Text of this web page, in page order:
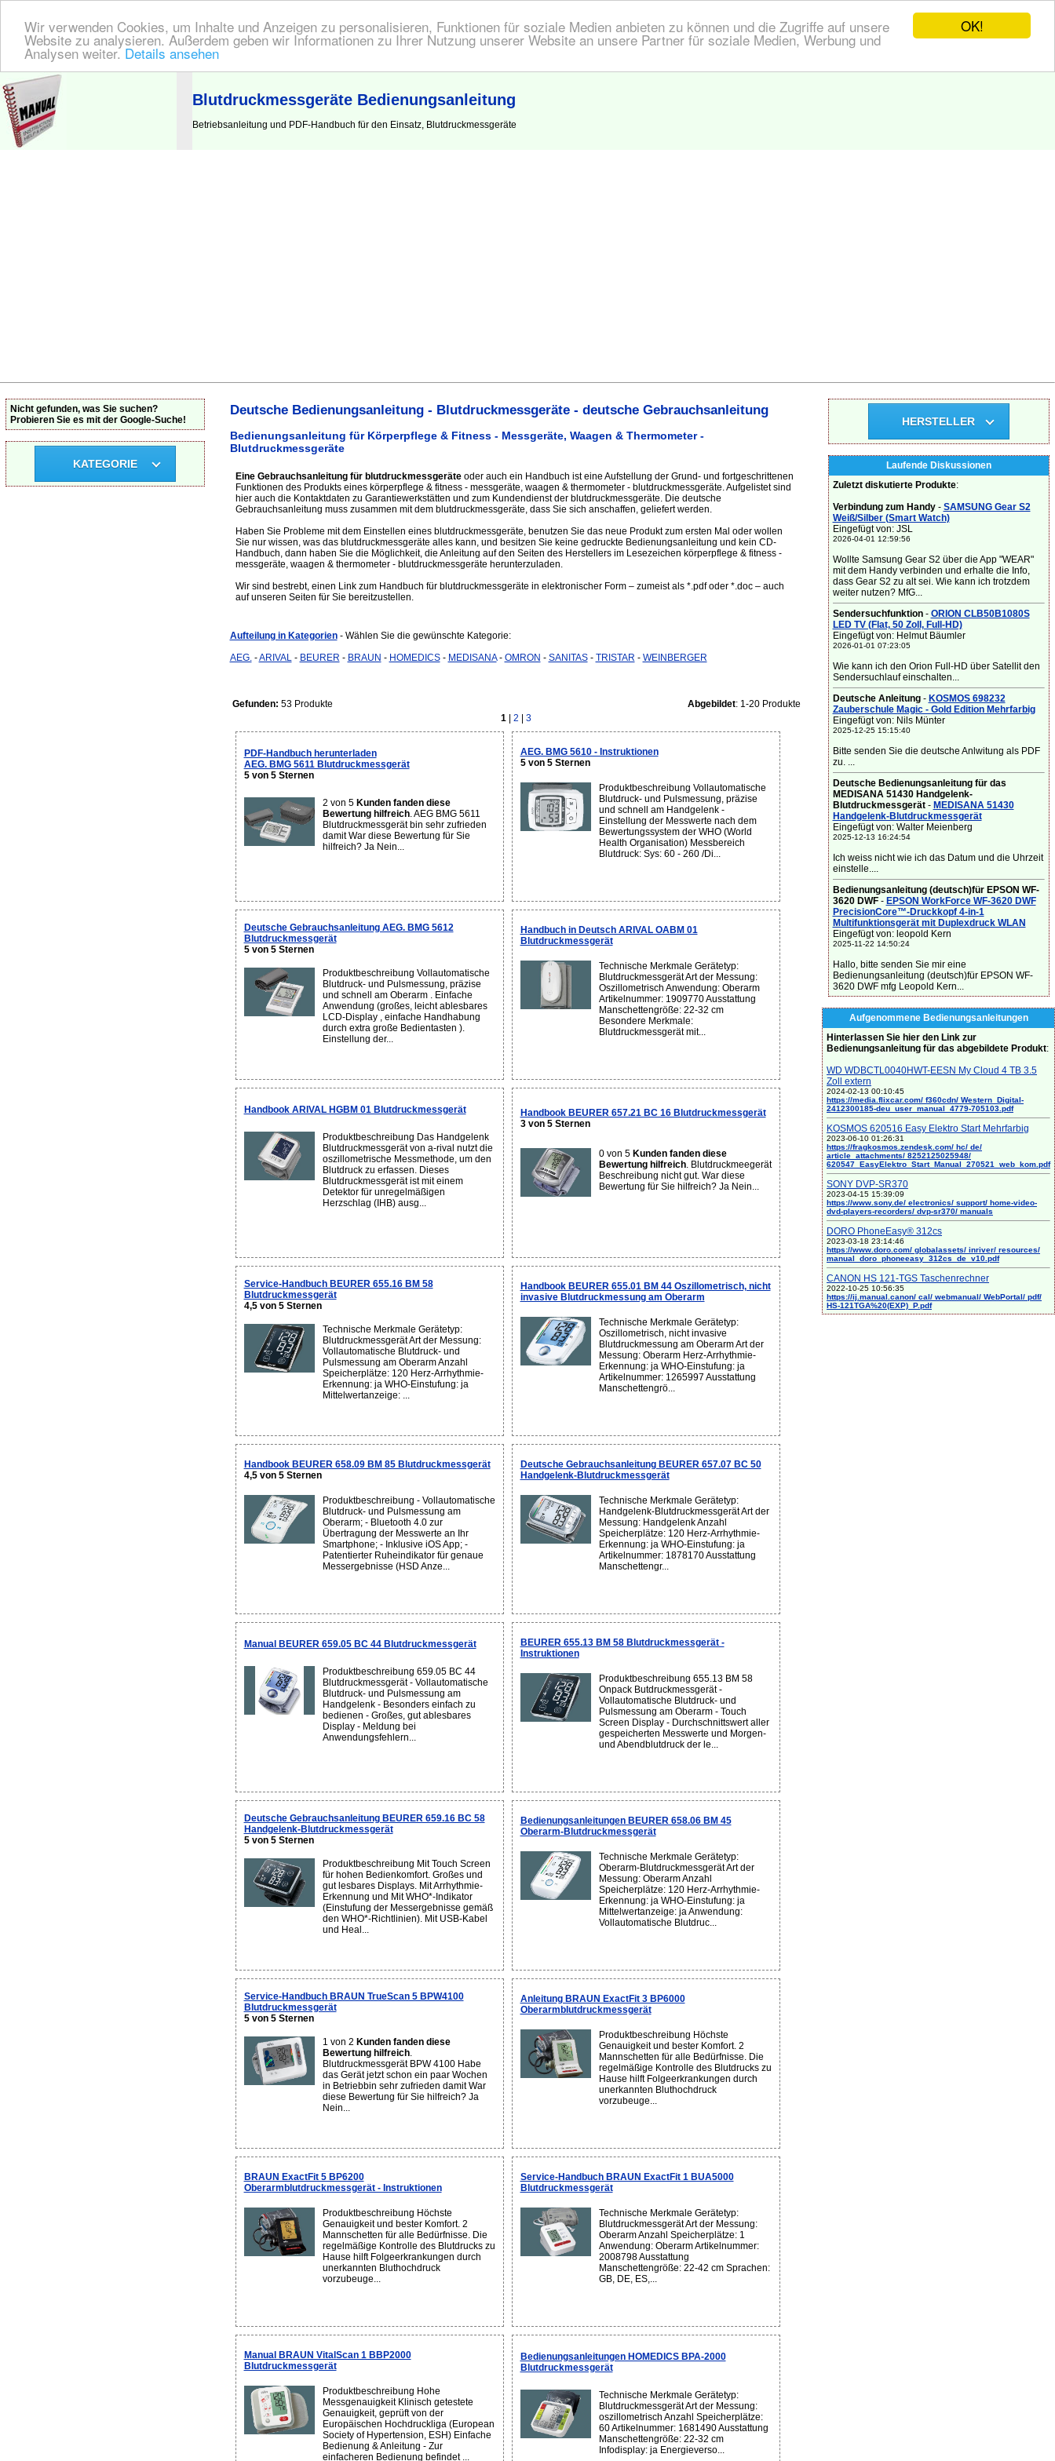
OK!
Wir verwenden Cookies, um Inhalte und Anzeigen zu personalisieren, Funktionen für soziale Medien anbieten zu können und die Zugriffe auf unsere
Website zu analysieren. Außerdem geben wir Informationen zu Ihrer Nutzung unserer Website an unsere Partner für soziale Medien, Werbung und
Analysen weiter. Details ansehen
BEDIENUNGSANLEITUNG | Hier finden Sie die deutsche Anleitung!
Blutdruckmessgeräte Bedienungsanleitung
Betriebsanleitung und PDF-Handbuch für den Einsatz, Blutdruckmessgeräte
Deutsche Bedienungsanleitung - Blutdruckmessgeräte - deutsche Gebrauchsanleitung
Bedienungsanleitung für Körperpflege & Fitness - Messgeräte, Waagen & Thermometer -
Blutdruckmessgeräte
Eine Gebrauchsanleitung für blutdruckmessgeräteoder auch ein Handbuch ist eine Aufstellung der Grund- und fortgeschrittenen
Funktionen des Produkts eines körperpflege & fitness - messgeräte, waagen & thermometer - blutdruckmessgeräte. Aufgelistet sind
hier auch die Kontaktdaten zu Garantiewerkstätten und zum Kundendienst der blutdruckmessgeräte. Die deutsche
Gebrauchsanleitung muss zusammen mit dem blutdruckmessgeräte, dass Sie sich anschaffen, geliefert werden.
Haben Sie Probleme mit dem Einstellen eines blutdruckmessgeräte, benutzen Sie das neue Produkt zum ersten Mal oder wollen
Sie nur wissen, was das blutdruckmessgeräte alles kann, und besitzen Sie keine gedruckte Bedienungsanleitung und kein CD-
Handbuch, dann haben Sie die Möglichkeit, die Anleitung auf den Seiten des Herstellers im Lesezeichen körperpflege & fitness -
messgeräte, waagen & thermometer - blutdruckmessgeräte herunterzuladen.
Wir sind bestrebt, einen Link zum Handbuch für blutdruckmessgeräte in elektronischer Form – zumeist als *.pdf oder *.doc – auch
auf unseren Seiten für Sie bereitzustellen.
Aufteilung in Kategorien - Wählen Sie die gewünschte Kategorie:
AEG.-ARIVAL- BEURER - BRAUN - HOMEDICS- MEDISANA- OMRON - SANITAS- TRISTAR - WEINBERGER
Gefunden: 53 Produkte Abgebildet: 1-20 Produkte
1
2 3
PDF-Handbuch herunterladen
AEG. BMG 5611 Blutdruckmessgerät
5 von 5 Sternen
2 von 5 Kunden fanden diese
Bewertung hilfreich. AEG BMG 5611
Blutdruckmessgerät bin sehr zufrieden
damit War diese Bewertung für Sie
hilfreich? Ja Nein...
AEG. BMG 5610 - Instruktionen
5 von 5 Sternen
Produktbeschreibung Vollautomatische
Blutdruck- und Pulsmessung, präzise
und schnell am Handgelenk -
Einstellung der Messwerte nach dem
Bewertungssystem der WHO (World
Health Organisation) Messbereich
Blutdruck: Sys: 60 - 260 /Di...
Deutsche Gebrauchsanleitung AEG. BMG 5612
Blutdruckmessgerät
5 von 5 Sternen
Produktbeschreibung Vollautomatische
Blutdruck- und Pulsmessung, präzise
und schnell am Oberarm . Einfache
Anwendung (großes, leicht ablesbares
LCD-Display , einfache Handhabung
durch extra große Bedientasten ).
Einstellung der...
Handbuch in Deutsch ARIVAL OABM 01
Blutdruckmessgerät
Technische Merkmale Gerätetyp:
Blutdruckmessgerät Art der Messung:
Oszillometrisch Anwendung: Oberarm
Artikelnummer: 1909770 Ausstattung
Manschettengröße: 22-32 cm
Besondere Merkmale:
Blutdruckmessgerät mit...
Handbook ARIVAL HGBM 01 Blutdruckmessgerät
Produktbeschreibung Das Handgelenk
Blutdruckmessgerät von a-rival nutzt die
oszillometrische Messmethode, um den
Blutdruck zu erfassen. Dieses
Blutdruckmessgerät ist mit einem
Detektor für unregelmäßigen
Herzschlag (IHB) ausg...
Handbook BEURER 657.21 BC 16 Blutdruckmessgerät
3 von 5 Sternen
0 von 5 Kunden fanden diese
Bewertung hilfreich. Blutdruckmeegerät
Beschreibung nicht gut. War diese
Bewertung für Sie hilfreich? Ja Nein...
Service-Handbuch BEURER 655.16 BM 58
Blutdruckmessgerät
4,5 von 5 Sternen
Technische Merkmale Gerätetyp:
Blutdruckmessgerät Art der Messung:
Vollautomatische Blutdruck- und
Pulsmessung am Oberarm Anzahl
Speicherplätze: 120 Herz-Arrhythmie-
Erkennung: ja WHO-Einstufung: ja
Mittelwertanzeige: ...
Handbook BEURER 655.01 BM 44 Oszillometrisch, nicht
invasive Blutdruckmessung am Oberarm
Technische Merkmale Gerätetyp:
Oszillometrisch, nicht invasive
Blutdruckmessung am Oberarm Art der
Messung: Oberarm Herz-Arrhythmie-
Erkennung: ja WHO-Einstufung: ja
Artikelnummer: 1265997 Ausstattung
Manschettengrö...
Handbook BEURER 658.09 BM 85 Blutdruckmessgerät
4,5 von 5 Sternen
Produktbeschreibung - Vollautomatische
Blutdruck- und Pulsmessung am
Oberarm; - Bluetooth 4.0 zur
Übertragung der Messwerte an Ihr
Smartphone; - Inklusive iOS App; -
Patentierter Ruheindikator für genaue
Messergebnisse (HSD Anze...
Deutsche Gebrauchsanleitung BEURER 657.07 BC 50
Handgelenk-Blutdruckmessgerät
Technische Merkmale Gerätetyp:
Handgelenk-Blutdruckmessgerät Art der
Messung: Handgelenk Anzahl
Speicherplätze: 120 Herz-Arrhythmie-
Erkennung: ja WHO-Einstufung: ja
Artikelnummer: 1878170 Ausstattung
Manschettengr...
Manual BEURER 659.05 BC 44 Blutdruckmessgerät
Produktbeschreibung 659.05 BC 44
Blutdruckmessgerät - Vollautomatische
Blutdruck- und Pulsmessung am
Handgelenk - Besonders einfach zu
bedienen - Großes, gut ablesbares
Display - Meldung bei
Anwendungsfehlern...
BEURER 655.13 BM 58 Blutdruckmessgerät -
Instruktionen
Produktbeschreibung 655.13 BM 58
Onpack Butdruckmessgerät -
Vollautomatische Blutdruck- und
Pulsmessung am Oberarm - Touch
Screen Display - Durchschnittswert aller
gespeicherten Messwerte und Morgen-
und Abendblutdruck der le...
Deutsche Gebrauchsanleitung BEURER 659.16 BC 58
Handgelenk-Blutdruckmessgerät
5 von 5 Sternen
Produktbeschreibung Mit Touch Screen
für hohen Bedienkomfort. Großes und
gut lesbares Displays. Mit Arrhythmie-
Erkennung und Mit WHO*-Indikator
(Einstufung der Messergebnisse gemäß
den WHO*-Richtlinien). Mit USB-Kabel
und Heal...
Bedienungsanleitungen BEURER 658.06 BM 45
Oberarm-Blutdruckmessgerät
Technische Merkmale Gerätetyp:
Oberarm-Blutdruckmessgerät Art der
Messung: Oberarm Anzahl
Speicherplätze: 120 Herz-Arrhythmie-
Erkennung: ja WHO-Einstufung: ja
Mittelwertanzeige: ja Anwendung:
Vollautomatische Blutdruc...
Service-Handbuch BRAUN TrueScan 5 BPW4100
Blutdruckmessgerät
5 von 5 Sternen
1 von 2 Kunden fanden diese
Bewertung hilfreich.
Blutdruckmessgerät BPW 4100 Habe
das Gerät jetzt schon ein paar Wochen
in Betriebbin sehr zufrieden damit War
diese Bewertung für Sie hilfreich? Ja
Nein...
Anleitung BRAUN ExactFit 3 BP6000
Oberarmblutdruckmessgerät
Produktbeschreibung Höchste
Genauigkeit und bester Komfort. 2
Mannschetten für alle Bedürfnisse. Die
regelmäßige Kontrolle des Blutdrucks zu
Hause hilft Folgeerkrankungen durch
unerkannten Bluthochdruck
vorzubeuge...
BRAUN ExactFit 5 BP6200
Oberarmblutdruckmessgerät - Instruktionen
Produktbeschreibung Höchste
Genauigkeit und bester Komfort. 2
Mannschetten für alle Bedürfnisse. Die
regelmäßige Kontrolle des Blutdrucks zu
Hause hilft Folgeerkrankungen durch
unerkannten Bluthochdruck
vorzubeuge...
Service-Handbuch BRAUN ExactFit 1 BUA5000
Blutdruckmessgerät
Technische Merkmale Gerätetyp:
Blutdruckmessgerät Art der Messung:
Oberarm Anzahl Speicherplätze: 1
Anwendung: Oberarm Artikelnummer:
2008798 Ausstattung
Manschettengröße: 22-42 cm Sprachen:
GB, DE, ES,...
Manual BRAUN VitalScan 1 BBP2000
Blutdruckmessgerät
Produktbeschreibung Hohe
Messgenauigkeit Klinisch getestete
Genauigkeit, geprüft von der
Europäischen Hochdruckliga (European
Society of Hypertension, ESH) Einfache
Bedienung & Anleitung - Zur
einfacheren Bedienung befindet ...
Bedienungsanleitungen HOMEDICS BPA-2000
Blutdruckmessgerät
Technische Merkmale Gerätetyp:
Blutdruckmessgerät Art der Messung:
oszillometrisch Anzahl Speicherplätze:
60 Artikelnummer: 1681490 Ausstattung
Manschettengröße: 22-32 cm
Infodisplay: ja Energieverso...
Nicht gefunden, was Sie suchen?
Probieren Sie es mit der Google-Suche!
KATEGORIE
HERSTELLER
Laufende Diskussionen
Zuletzt diskutierte Produkte:
Verbindung zum Handy- SAMSUNG Gear S2
Weiß/Silber (Smart Watch)
Eingefügt von: JSL
2026-04-01 12:59:56
Wollte Samsung Gear S2 über die App "WEAR"
mit dem Handy verbinden und erhalte die Info,
dass Gear S2 zu alt sei. Wie kann ich trotzdem
weiter nutzen? MfG...
Sendersuchfunktion- ORION CLB50B1080S
LED TV (Flat, 50 Zoll, Full-HD)
Eingefügt von: Helmut Bäumler
2026-01-01 07:23:05
Wie kann ich den Orion Full-HD über Satellit den
Sendersuchlauf einschalten...
Deutsche Anleitung- KOSMOS 698232
Zauberschule Magic - Gold Edition Mehrfarbig
Eingefügt von: Nils Münter
2025-12-25 15:15:40
Bitte senden Sie die deutsche Anlwitung als PDF
zu. ...
Deutsche Bedienungsanleitung für das
MEDISANA 51430 Handgelenk-
Blutdruckmessgerät- MEDISANA 51430
Handgelenk-Blutdruckmessgerät
Eingefügt von: Walter Meienberg
2025-12-13 16:24:54
Ich weiss nicht wie ich das Datum und die Uhrzeit
einstelle....
Bedienungsanleitung (deutsch)für EPSON WF-
3620 DWF- EPSON WorkForce WF-3620 DWF
PrecisionCore™-Druckkopf 4-in-1
Multifunktionsgerät mit Duplexdruck WLAN
Eingefügt von: leopold Kern
2025-11-22 14:50:24
Hallo, bitte senden Sie mir eine
Bedienungsanleitung (deutsch)für EPSON WF-
3620 DWF mfg Leopold Kern...
Aufgenommene Bedienungsanleitungen
Hinterlassen Sie hier den Link zur
Bedienungsanleitung für das abgebildete Produkt:
WD WDBCTL0040HWT-EESN My Cloud 4 TB 3.5
Zoll extern
2024-02-13 00:10:45
https://media.flixcar.com/ f360cdn/ Western_Digital-
2412300185-deu_user_manual_4779-705103.pdf
KOSMOS 620516 Easy Elektro Start Mehrfarbig
2023-06-10 01:26:31
https://fragkosmos.zendesk.com/ hc/ de/
article_attachments/ 8252125025948/
620547_EasyElektro_Start_Manual_270521_web_kom.pdf
SONY DVP-SR370
2023-04-15 15:39:09
https://www.sony.de/ electronics/ support/ home-video-
dvd-players-recorders/ dvp-sr370/ manuals
DORO PhoneEasy® 312cs
2023-03-18 23:14:46
https://www.doro.com/ globalassets/ inriver/ resources/
manual_doro_phoneeasy_312cs_de_v10.pdf
CANON HS 121-TGS Taschenrechner
2022-10-25 10:56:35
https://ij.manual.canon/ cal/ webmanual/ WebPortal/ pdf/
HS-121TGA%20(EXP)_P.pdf